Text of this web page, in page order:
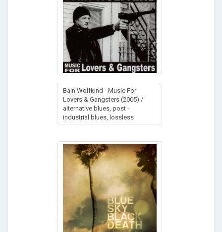
Bain Wolfkind - Music For
Lovers & Gangsters (2005) /
alternative blues, post -
industrial blues, lossless